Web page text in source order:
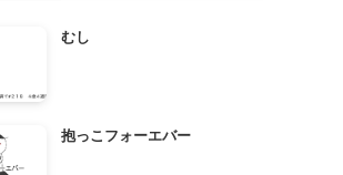
むし
抱っこフォーエバー